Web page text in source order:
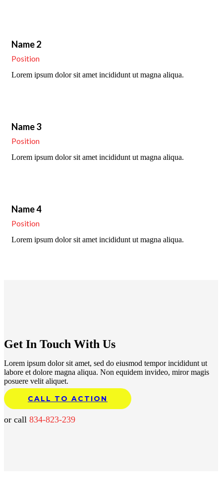
Name 2
Position
Lorem ipsum dolor sit amet incididunt ut magna aliqua.
Name 3
Position
Lorem ipsum dolor sit amet incididunt ut magna aliqua.
Name 4
Position
Lorem ipsum dolor sit amet incididunt ut magna aliqua.
Get In Touch With Us
Lorem ipsum dolor sit amet, sed do eiusmod tempor incididunt ut
labore et dolore magna aliqua. Non equidem invideo, miror magis
posuere velit aliquet.
CALL TO ACTION
or call 834-823-239